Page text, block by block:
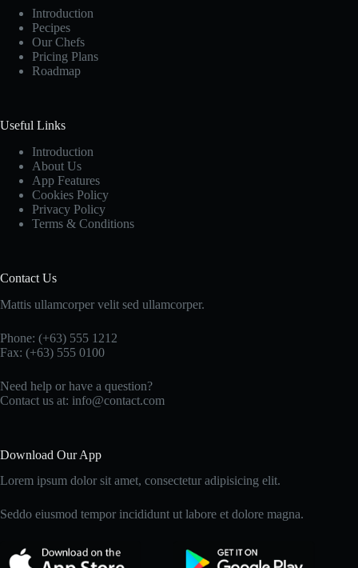
Introduction
Pecipes
Our Chefs
Pricing Plans
Roadmap
Useful Links
Introduction
About Us
App Features
Cookies Policy
Privacy Policy
Terms & Conditions
Contact Us
Mattis ullamcorper velit sed ullamcorper.
Phone: (+63) 555 1212
Fax: (+63) 555 0100
Need help or have a question?
Contact us at: info@contact.com
Download Our App
Lorem ipsum dolor sit amet, consectetur adipisicing elit.
Seddo eiusmod tempor incididunt ut labore et dolore magna.